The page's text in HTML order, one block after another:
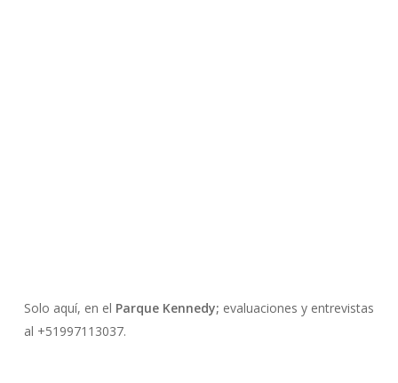
Solo aquí, en el Parque Kennedy; evaluaciones y entrevistas
al +51997113037.